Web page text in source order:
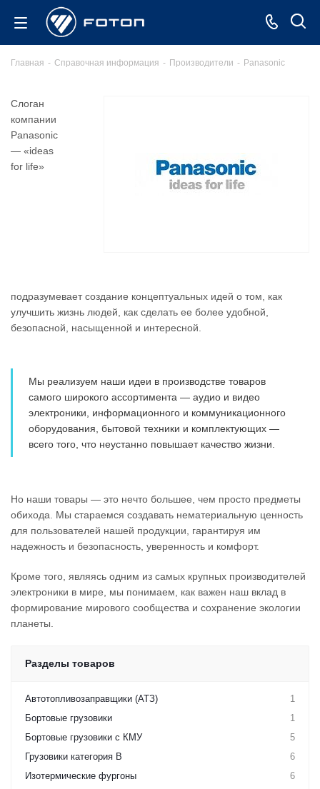
Главная - Справочная информация - Производители - Panasonic
Слоган
компании
Panasonic
— «ideas
for life»
подразумевает создание концептуальных идей о том, как
улучшить жизнь людей, как сделать ее более удобной,
безопасной, насыщенной и интересной.
Мы реализуем наши идеи в производстве товаров
самого широкого ассортимента — аудио и видео
электроники, информационного и коммуникационного
оборудования, бытовой техники и комплектующих —
всего того, что неустанно повышает качество жизни.
Но наши товары — это нечто большее, чем просто предметы
обихода. Мы стараемся создавать нематериальную ценность
для пользователей нашей продукции, гарантируя им
надежность и безопасность, уверенность и комфорт.
Кроме того, являясь одним из самых крупных производителей
электроники в мире, мы понимаем, как важен наш вклад в
формирование мирового сообщества и сохранение экологии
планеты.
Разделы товаров
Автотопливозаправщики (АТЗ)
1
Бортовые грузовики
1
Бортовые грузовики с КМУ
5
Грузовики категория B
6
Изотермические фургоны
6